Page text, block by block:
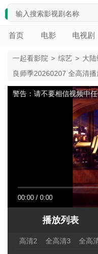
首页 电影 电视剧
一起看影院 > 综艺 > 大
良师季20260207 全高清播
00:00 / 0:00
警告：请不要相信视频中
播放列表
高清2 全高清3 全高